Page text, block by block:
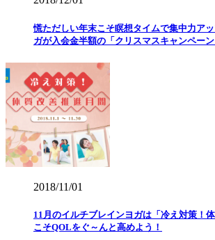
慌ただしい年末こそ瞑想タイムで集中力ア
ガが入会金半額の「クリスマスキャンペーン
2018/11/01
11月のイルチブレインヨガは「冷え対策！
こそQOLをぐ～んと高めよう！